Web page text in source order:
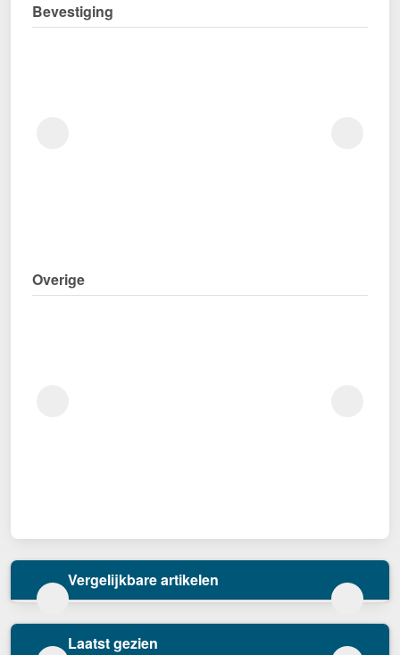
Bevestiging
Overige
Vergelijkbare artikelen
Laatst gezien